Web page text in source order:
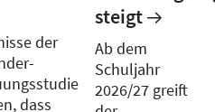
der
dass
steigt
Ab dem
Schuljahr
2026/27 greift